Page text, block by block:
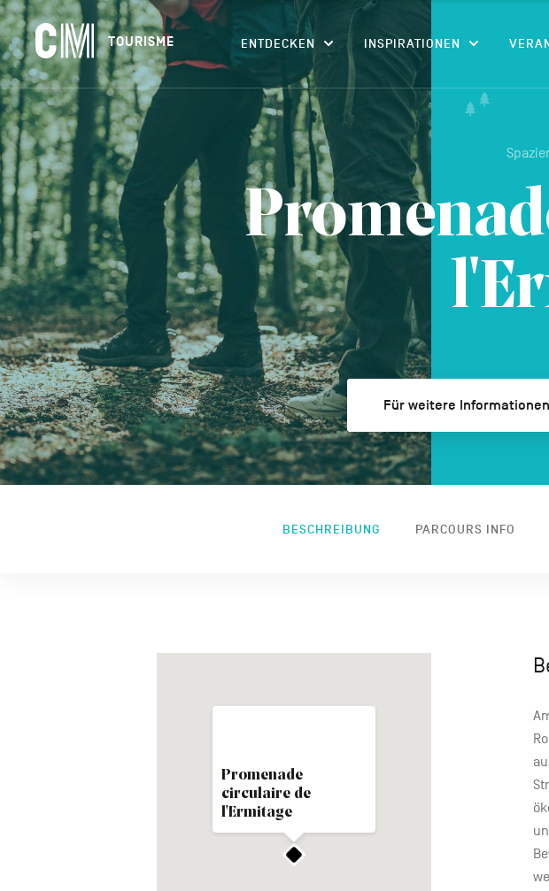
CM
Tourisme
DE
TOURISME
Navigation
principale
ENTDECKEN INSPIRATIONEN
Suchen
nach
Unterkunft…
Für weitere Informationen
BESCHREIBUNG PARCOURS INFO
Promenade
circulaire de
l'Ermitage